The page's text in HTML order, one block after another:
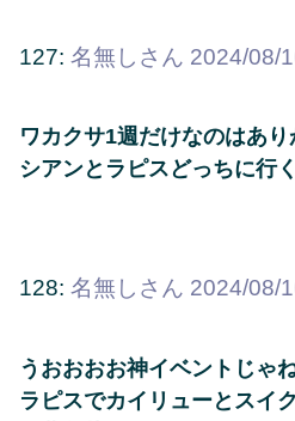
127: 名無しさん 2024/08/
ワカクサ1週だけなのはあり
シアンとラピスどっちに行
128: 名無しさん 2024/08/
うおおおお神イベントじゃ
ラピスでカイリューとスイ